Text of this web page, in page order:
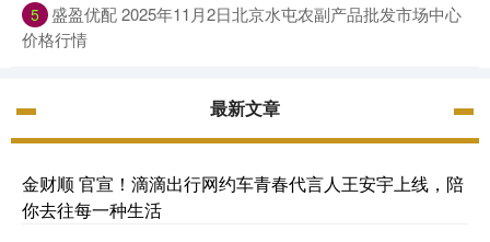
5 盛盈优配 2025年11月2日北京水屯农副产品批发市场中心
价格行情
最新文章
金财顺 官宣！滴滴出行网约车青春代言人王安宇上线，陪
你去往每一种生活